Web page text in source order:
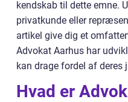
kendskab til dette emne.
privatkunde eller
artikel give dig et
Advokat Aarhus har
kan drage fordel af deres
Hvad er